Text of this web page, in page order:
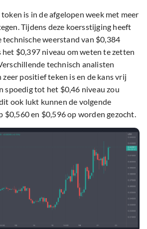
is in de afgelopen week met meer
Tijdens deze koersstijging heeft
technische weerstand van $0,384
$0,397 niveau om weten te zetten
technisch analisten
positief teken is en de kans vrij
spoedig tot het $0,46 niveau zou
ook lukt kunnen de volgende
$0,560 en $0,596 op worden gezocht.